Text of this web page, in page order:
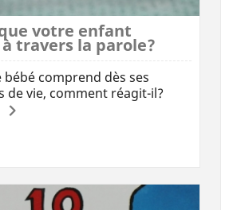
votre enfant
travers la parole?
comprend dès ses
de vie, comment réagit-il?